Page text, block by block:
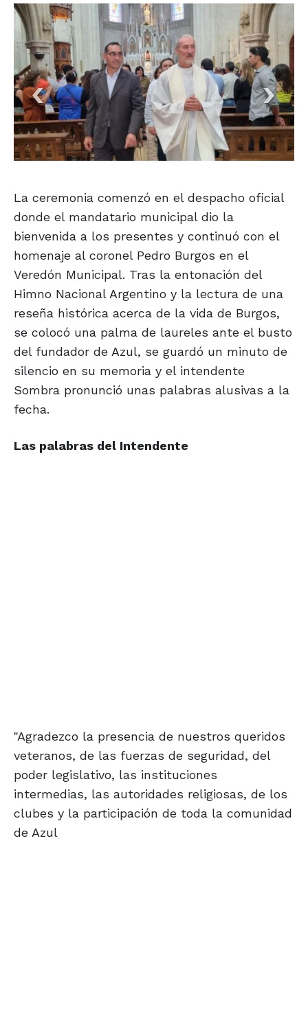
La ceremonia comenzó en el despacho oficial
donde el mandatario municipal dio la
bienvenida a los presentes y continuó con el
homenaje al coronel Pedro Burgos en el
Veredón Municipal. Tras la entonación del
Himno Nacional Argentino y la lectura de una
reseña histórica acerca de la vida de Burgos,
se colocó una palma de laureles ante el busto
del fundador de Azul, se guardó un minuto de
silencio en su memoria y el intendente
Sombra pronunció unas palabras alusivas a la
fecha.
Las palabras del Intendente
"Agradezco la presencia de nuestros queridos
veteranos, de las fuerzas de seguridad, del
poder legislativo, las instituciones
intermedias, las autoridades religiosas, de los
clubes y la participación de toda la comunidad
de Azul